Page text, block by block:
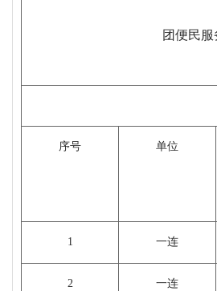
团便民服
序号 单位
1 一连
2 一连